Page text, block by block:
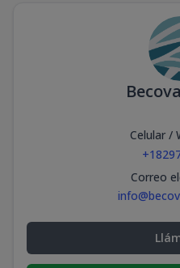
Celular /
Correo